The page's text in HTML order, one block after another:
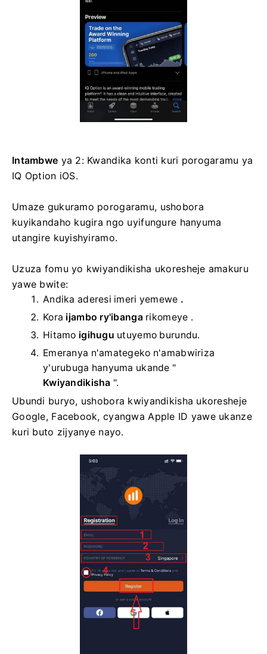
Intambwe ya 2: Kwandika konti kuri porogaramu ya
IQ Option iOS.
Umaze gukuramo porogaramu, ushobora
kuyikandaho kugira ngo uyifungure hanyuma
utangire kuyishyiramo.
Uzuza fomu yo kwiyandikisha ukoresheje amakuru
yawe bwite:
Andika aderesi imeri yemewe .
Kora ijambo ry'ibanga rikomeye .
Hitamo igihugu utuyemo burundu.
Emeranya n'amategeko n'amabwiriza
y'urubuga hanyuma ukande "
Kwiyandikisha ".
Ubundi buryo, ushobora kwiyandikisha ukoresheje
Google, Facebook, cyangwa Apple ID yawe ukanze
kuri buto zijyanye nayo.